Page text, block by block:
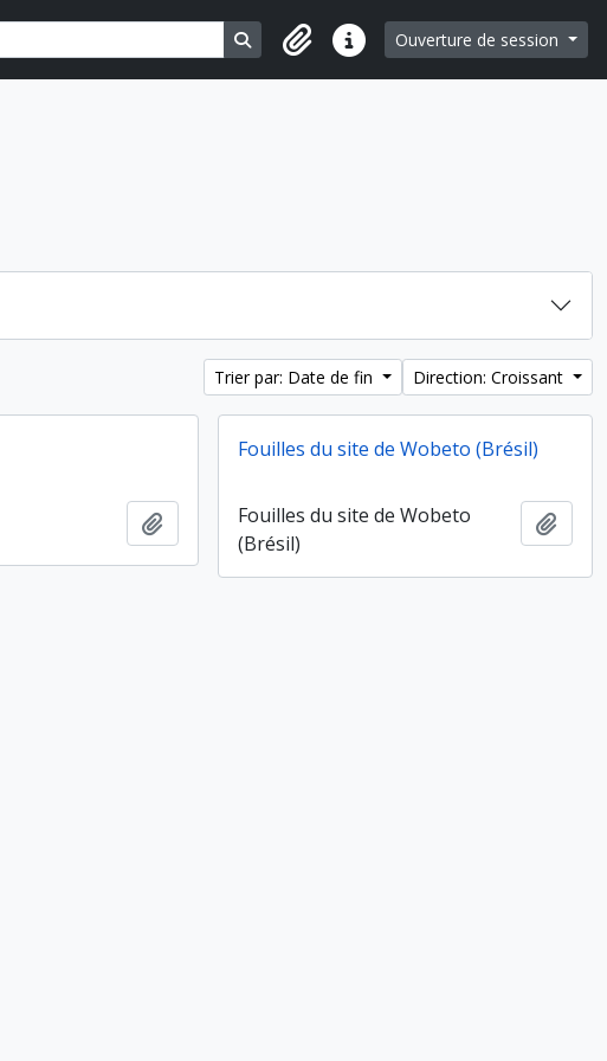
Search in browse page
Liens rapidesOuverture de session
Trier par: Date de fin Direction: Croissant
Ajouter au presse-papier
Fouilles du site de Wobeto (Brésil)
Fouilles du site de Wobeto
(Brésil)